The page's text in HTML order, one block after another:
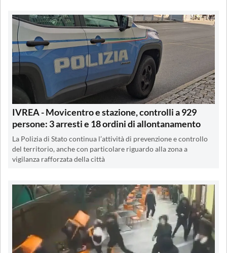
IVREA - Movicentro e stazione, controlli a 929
persone: 3 arresti e 18 ordini di allontanamento
La Polizia di Stato continua l’attività di prevenzione e controllo
del territorio, anche con particolare riguardo alla zona a
vigilanza rafforzata della città